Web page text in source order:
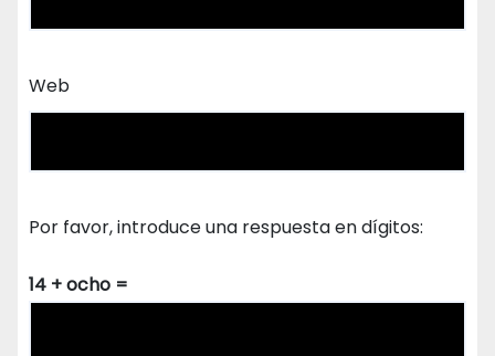
Web
Por favor, introduce una respuesta en dígitos:
14 + ocho =